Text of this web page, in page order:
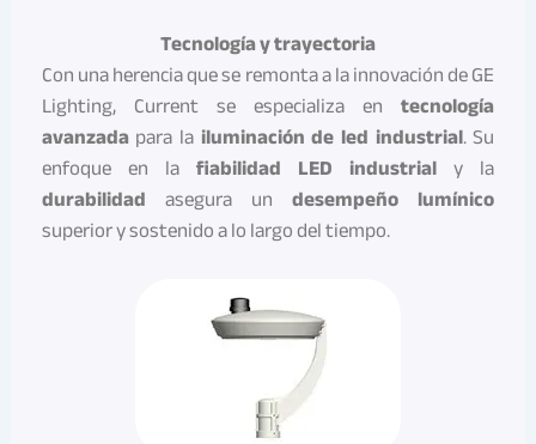
Tecnología y trayectoria
Con una herencia que se remonta a la innovación de GE
Lighting, Current se especializa entecnología
avanzadapara lailuminación de led industrial. Su
enfoque en la fiabilidad LED industrial y la
durabilidad asegura undesempeño lumínico
superior y sostenido a lo largo del tiempo.